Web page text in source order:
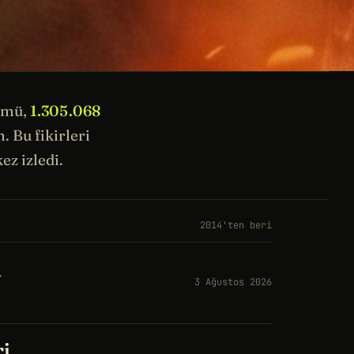
1.305.068
Bu fikirleri
izledi.
2014'ten beri
3 Ağustos 2026